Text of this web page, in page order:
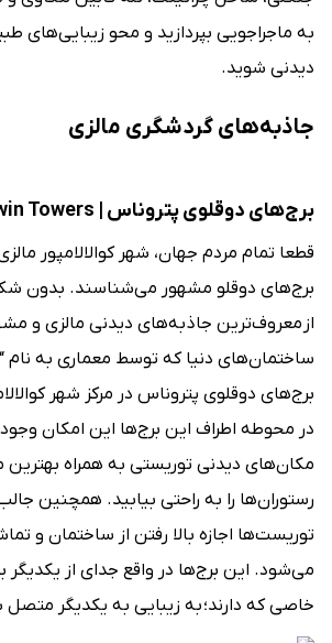
به ماجراجویی بپردازید و محو زیبایی‌های
دیدنی شوید.
جاذبه‌های گردشگری مالزی
برج‌‌های دوقلوی پتروناس | Petronas Twin Towers
قطعا تمام مردم جهان، شهر کوالالامپور
برج‌های دوقلو مشهور می‌شناسند. بدون
از معروف‌ترین جاذبه‌های دیدنی مالزی‌ و
ساختمان‌های دنیا که توسط معماری به نام
برج‌‌های دوقلوی پتروناس در مرکز شهر
در محوطه اطراف این برج‌ها این امکان
مکان‌های دیدنی توریستی به همراه بهترین
رستوران‌ها را به راحتی بیابید. همچنین
توریست‌ها اجازه بالا رفتن از ساختمان و
می‌شود. این برج‌ها در واقع جدای از یکدیگر
خاصی که دارند؛ به زیبایی به یکدیگر متصل